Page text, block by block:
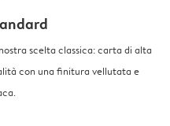
scelta classica: carta di alta
con una finitura vellutata e